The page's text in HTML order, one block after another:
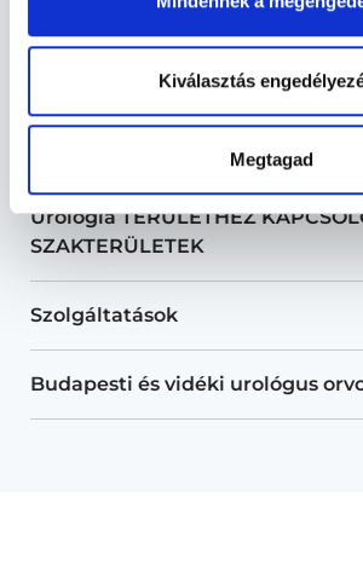
Kiválasztás
Megtagad
A szexuális úton terjedő betegségek
sorolhatóak az érintkezés révén
és baktériumfertőzések, a chlamydia
Urológia TERÜLETHEZ
SZAKTERÜLETEK
Szolgáltatások
Budapesti és vidéki urológus